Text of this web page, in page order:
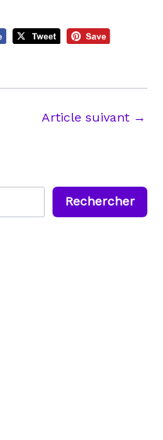
Article suivant →
Rechercher